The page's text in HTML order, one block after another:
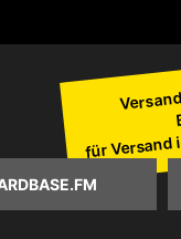
für